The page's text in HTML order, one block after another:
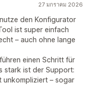
27 มกราคม 2026
den Konfigurator
ist super einfach
– auch ohne lange
einen Schritt für
stark ist der Support:
unkompliziert – sogar